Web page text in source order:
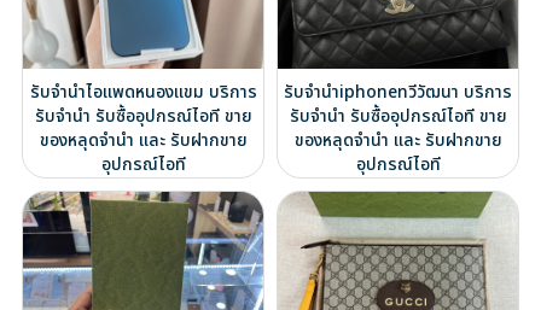
รับจำนำไอแพดหนองแขม บริการ
รับจำนำ รับซื้ออุปกรณ์ไอที ขาย
ของหลุดจำนำ และ รับฝากขาย
อุปกรณ์ไอที
รับจำนำiphoneทวีวัฒนา บริการ
รับจำนำ รับซื้ออุปกรณ์ไอที ขาย
ของหลุดจำนำ และ รับฝากขาย
อุปกรณ์ไอที